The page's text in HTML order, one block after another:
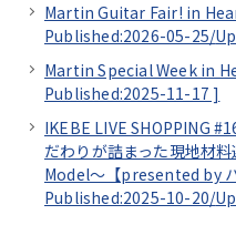
Martin Guitar Fair! in
Published:2026-05-25/
Martin Special Week in
Published:2025-11-17 ]
IKEBE LIVE SHOPPING
だわりが詰まった現地材
Model～【presented by
Published:2025-10-20/